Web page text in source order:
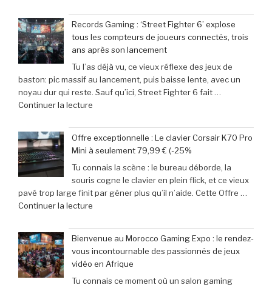
sur
les
films
parodiés
de
Get
Out
aventuriers
du
jeu
mobile
adoptent
la
Retroid
:
succès
phénoménal
grâce
à
une
Records Gaming : ‘Street Fighter 6’ explose
tous les compteurs de joueurs connectés, trois
ans après son lancement
Tu l’as déjà vu, ce vieux réflexe des jeux de
baston: pic massif au lancement, puis baisse lente, avec un
noyau dur qui reste. Sauf qu’ici, Street Fighter 6 fait …
Continuer la lecture
Gaming
:
‘Street
Fighter
6’
explose
compteurs
de
joueurs
connectés,
trois
Offre exceptionnelle : Le clavier Corsair K70 Pro
Mini à seulement 79,99 € (-25%
Tu connais la scène : le bureau déborde, la
souris cogne le clavier en plein flick, et ce vieux
pavé trop large finit par gêner plus qu’il n’aide. Cette Offre …
Continuer la lecture
exceptionnelle
:
Le
clavier
Corsair
Bienvenue au Morocco Gaming Expo : le rendez-
vous incontournable des passionnés de jeux
vidéo en Afrique
Tu connais ce moment où un salon gaming